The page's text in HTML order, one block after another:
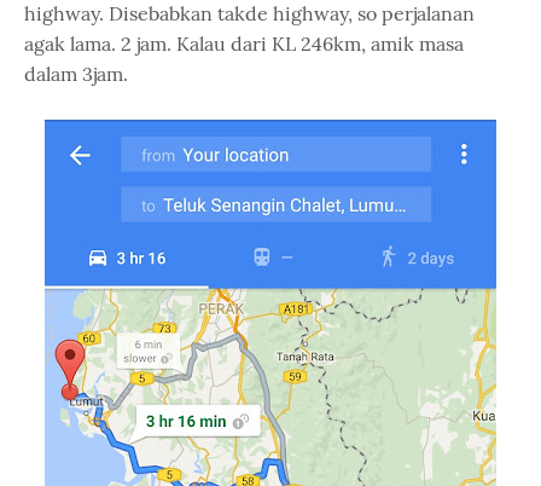
highway. Disebabkan takde highway, so perjalanan
agak lama. 2 jam. Kalau dari KL 246km, amik masa
dalam 3jam.